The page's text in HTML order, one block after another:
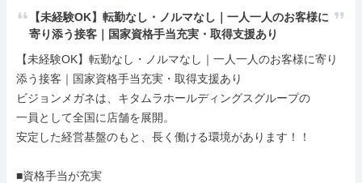
【未経験OK】転勤なし・ノルマなし｜一人一人のお客様に
寄り添う接客｜国家資格手当充実・取得支援あり
【未経験OK】転勤なし・ノルマなし｜一人一人のお客様に寄り
添う接客｜国家資格手当充実・取得支援あり
ビジョンメガネは、キタムラホールディングスグループの
一員として全国に店舗を展開。
安定した経営基盤のもと、長く働ける環境があります！！
■資格手当が充実